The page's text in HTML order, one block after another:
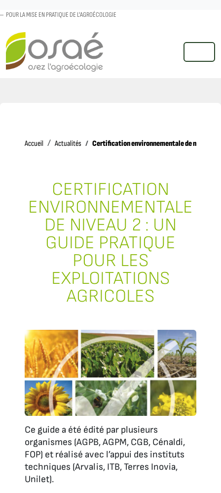
POUR LA MISE EN PRATIQUE DE L'AGROÉCOLOGIE
MENU
Accueil AccueilActualités Certification environnementale de niveau 2
CERTIFICATION
ENVIRONNEMENTALE
DE NIVEAU 2 : UN
GUIDE PRATIQUE
POUR LES
EXPLOITATIONS
AGRICOLES
Ce guide a été édité par plusieurs
organismes (AGPB, AGPM, CGB, Cénaldi,
FOP) et réalisé avec l’appui des instituts
techniques (Arvalis, ITB, Terres Inovia,
Unilet).